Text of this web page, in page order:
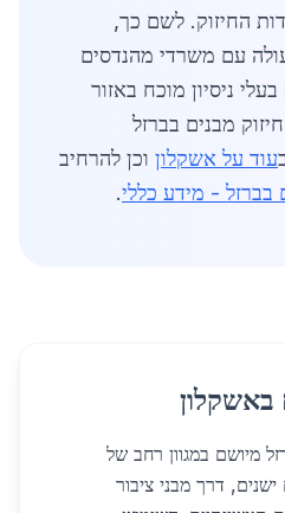
החיזוק. לשם כך,
עם משרדי מהנדסים
ניסיון מוכח באזור
מבנים בברזל
עוד על אשקלון וכן להרחיב
בברזל - מידע כללי.
באשקלון
מיושם במגוון רחב של
ישנים, דרך מבני ציבור